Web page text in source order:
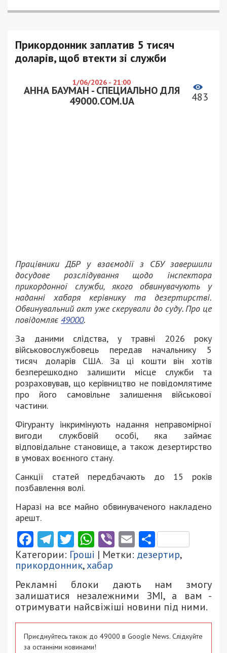
Прикордонник заплатив 5 тисяч
доларів, щоб втекти зі служби
1/06/2026 - 21:00
АННА БАУМАН - СПЕЦИАЛЬНО ДЛЯ
49000.COM.UA
483
Працівники ДБР у взаємодії з СБУ завершили
досудове розслідування щодо інспектора
прикордонної служби, якого обвинувачують у
наданні хабаря керівнику та дезертирстві.
Обвинувальний акт уже скерували до суду. Про це
повідомляє 49000.
За даними слідства, у травні 2026 року
військовослужбовець передав начальнику 5
тисяч доларів США. За ці кошти він хотів
безперешкодно залишити місце служби та
розраховував, що керівництво не повідомлятиме
про його самовільне залишення військової
частини.
Фігуранту інкримінують надання неправомірної
вигоди службовій особі, яка займає
відповідальне становище, а також дезертирство
в умовах воєнного стану.
Санкції статей передбачають до 15 років
позбавлення волі.
Наразі на все майно обвинуваченого накладено
арешт.
Facebook
Telegram
Twitter
WhatsApp
ViberEmail
Категории: Гроші | Метки: дезертир,
прикордонник,хабар
Рекламні блоки дають нам змогу
залишатися незалежними ЗМІ, а вам -
отримувати найсвіжіші новини під ними.
Приєднуйтесь також до 49000 в Google News. Слідкуйте
за останніми новинами!